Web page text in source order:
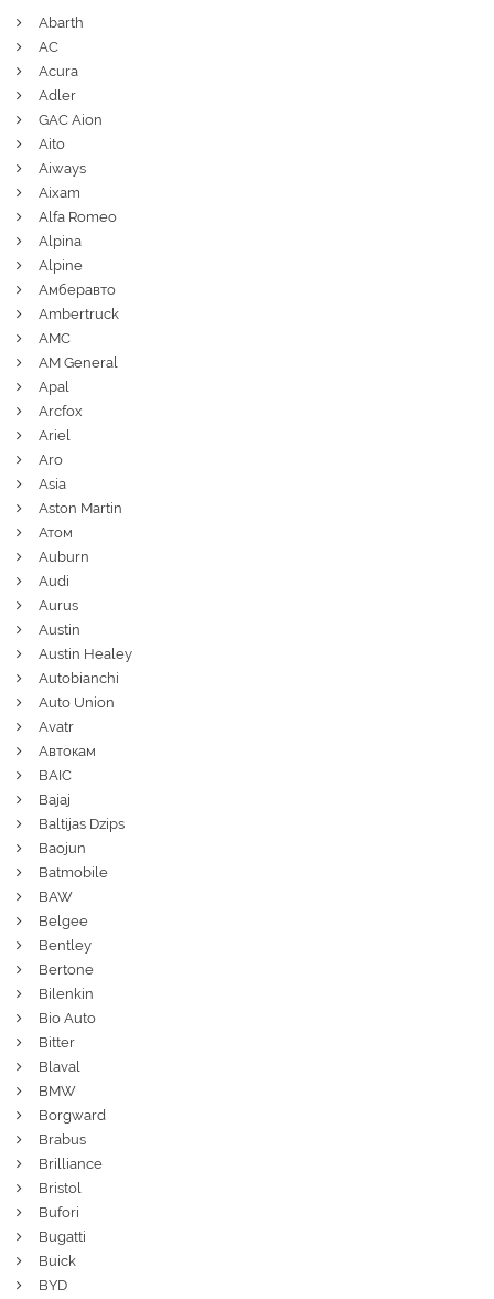
Abarth
AC
Acura
Adler
GAC Aion
Aito
Aiways
Aixam
Alfa Romeo
Alpina
Alpine
Амберавто
Ambertruck
AMC
AM General
Apal
Arcfox
Ariel
Aro
Asia
Aston Martin
Атом
Auburn
Audi
Aurus
Austin
Austin Healey
Autobianchi
Auto Union
Avatr
Автокам
BAIC
Bajaj
Baltijas Dzips
Baojun
Batmobile
BAW
Belgee
Bentley
Bertone
Bilenkin
Bio Auto
Bitter
Blaval
BMW
Borgward
Brabus
Brilliance
Bristol
Bufori
Bugatti
Buick
BYD